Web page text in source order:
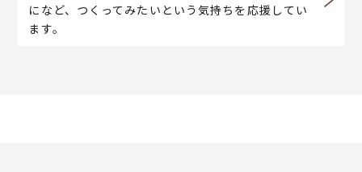
になど、つくってみたいという気持ちを応援してい
ます。